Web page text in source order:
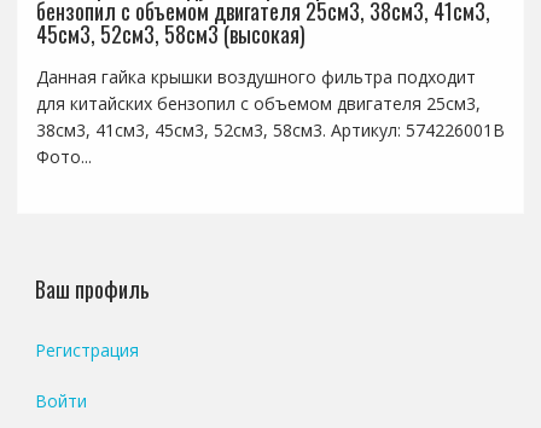
бензопил с объемом двигателя 25см3, 38см3, 41см3,
45см3, 52см3, 58см3 (высокая)
Данная гайка крышки воздушного фильтра подходит
для китайских бензопил с объемом двигателя 25см3,
38см3, 41см3, 45см3, 52см3, 58см3. Артикул: 574226001B
Фото...
Ваш профиль
Регистрация
Войти